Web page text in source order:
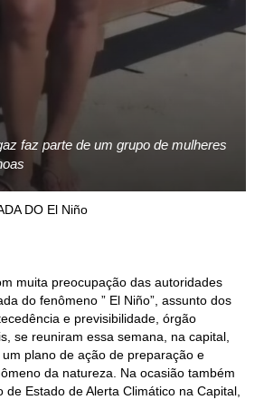
faz parte de um grupo de mulheres
DO El Niño
muita preocupação das autoridades
do fenômeno ” El Niño”, assunto dos
e previsibilidade, órgão
se reuniram essa semana, na capital,
plano de ação de preparação e
da natureza. Na ocasião também
de Estado de Alerta Climático na Capital,